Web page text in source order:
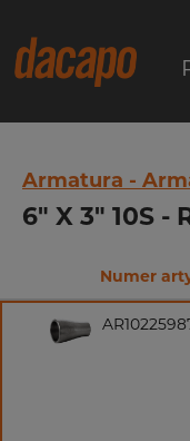
Armatura -
6" X 3" 10S -
Numer